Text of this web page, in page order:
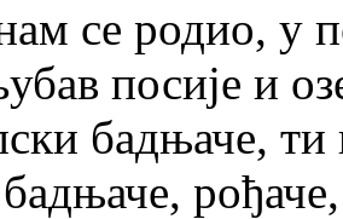
се родио, у
посије и
бадњаче, ти